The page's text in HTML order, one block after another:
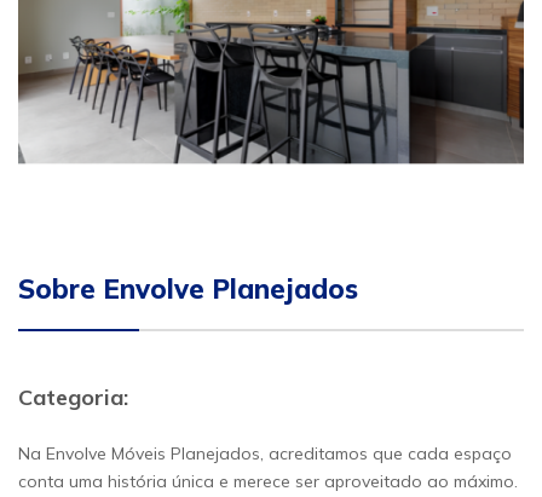
Sobre Envolve Planejados
Categoria:
Na Envolve Móveis Planejados, acreditamos que cada espaço
conta uma história única e merece ser aproveitado ao máximo.